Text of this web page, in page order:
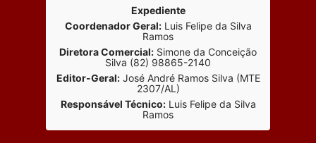
Expediente
Coordenador Geral:Luis Felipe da Silva
Ramos
Diretora Comercial: Simone da Conceição
Silva (82) 98865-2140
Editor-Geral:José André Ramos Silva (MTE
2307/AL)
Responsável Técnico:Luis Felipe da Silva
Ramos